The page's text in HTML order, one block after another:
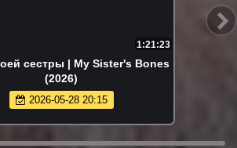
1:21:23
сестры | My Sister's Bones
(2026)
2026-05-28 20:15